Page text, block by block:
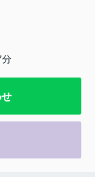
分